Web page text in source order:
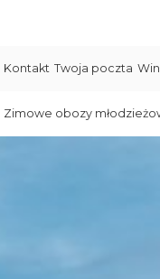
Kontakt Twoja poczta
Zimowe obozy